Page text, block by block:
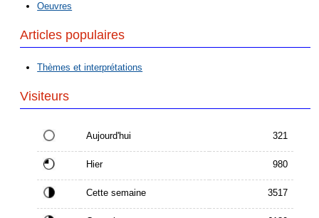
Oeuvres
Articles populaires
Thèmes et interprétations
Visiteurs
Aujourd'hui 321
Hier 980
Cette semaine 3517